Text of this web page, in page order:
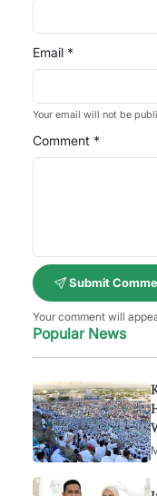
Email *
Your email will not be
Comment *
Submit
Your comment will
Popular News